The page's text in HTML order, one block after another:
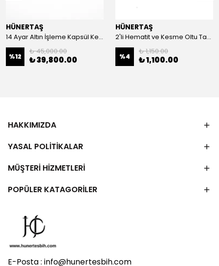
HÜNERTAŞ
14 Ayar Altın İşleme Kapsül Kesim Oltu Taşı Tespih
%12
₺ 45,000.00
₺ 39,800.00
HÜNERTAŞ
2'li Hematit ve Kesme Oltu Taşı Bileklik
%4
₺ 1,150.00
₺ 1,100.00
HAKKIMIZDA
YASAL POLİTİKALAR
MÜŞTERİ HİZMETLERİ
POPÜLER KATAGORİLER
E-Posta : info@hunertesbih.com